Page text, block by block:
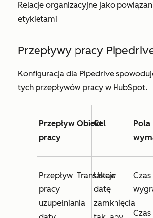
Relacje organizacyjne jako
etykietami
Przepływy pracy
Konfiguracja dla Pipedrive
tych przepływów pracy w HubSpot.
Przepływ
pracy
Obiekt
Cel
Pola
Przepływ
pracy
uzupełniania
Transakcje
Ustaw
datę
zamknięcia
Czas
Czas